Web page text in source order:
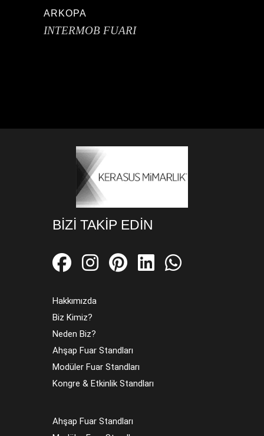
ARKOPA
INTERMOB FUARI
BIZI TAKIP EDIN
Hakkımızda
Biz Kimiz?
Neden Biz?
Ahşap Fuar Standları
Modüler Fuar Standları
Kongre & Etkinlik Standları
Ahşap Fuar Standları